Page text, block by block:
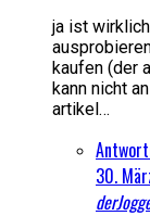
ja ist
kaufen (der
kann nicht
artikel…
30.